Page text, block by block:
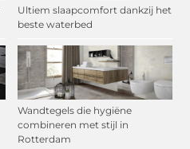
Ultiem slaapcomfort dankzij het
beste waterbed
Wandtegels die hygiëne
combineren met stijl in
Rotterdam